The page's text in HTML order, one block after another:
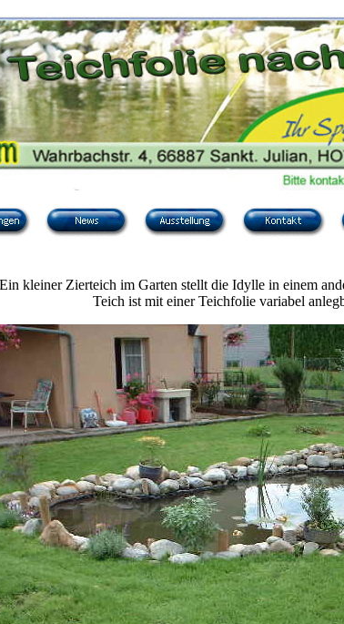
Ein kleiner Zierteich im Garten stellt die Idylle in einem
Teich ist mit einer Teichfolie variabel